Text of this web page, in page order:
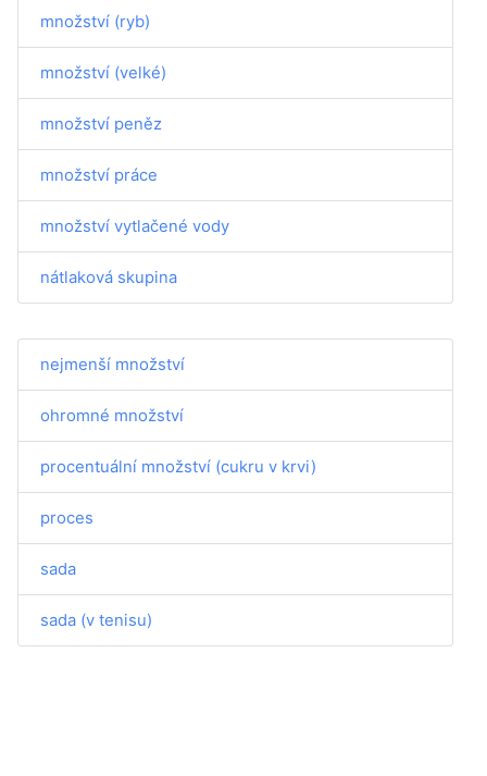
množství (ryb)
množství (velké)
množství peněz
množství práce
množství vytlačené vody
nátlaková skupina
nejmenší množství
ohromné množství
procentuální množství (cukru v krvi)
proces
sada
sada (v tenisu)